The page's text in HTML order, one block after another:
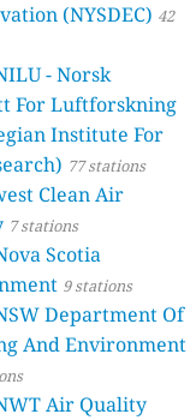
(NYSDEC) 42
- Norsk
For Luftforskning
Institute For
77 stations
Clean Air
7 stations
Scotia
9 stations
Department Of
And Environment
Air Quality